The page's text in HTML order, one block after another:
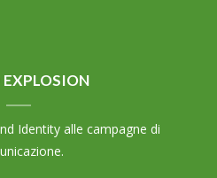
EXPLOSION
Identity alle campagne di